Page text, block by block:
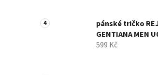
pánské tričko
GENTIANA MEN
599 Kč